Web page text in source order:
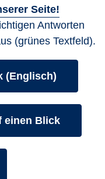
Seite!
Antworten
(grünes Textfeld).
aufrufen:
(Englisch)
aufrufen:
einen Blick
aufrufen: